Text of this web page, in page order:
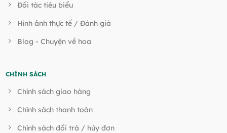
Đối tác tiêu biểu
Hình ảnh thực tế / Đánh giá
Blog - Chuyện về hoa
CHÍNH SÁCH
Chính sách giao hàng
Chính sách thanh toán
Chính sách đổi trả / hủy đơn